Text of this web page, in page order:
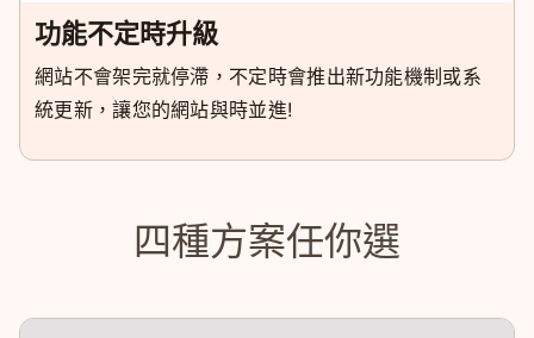
功能不定時升級
網站不會架完就停滯，不定時會推出新功能機制或系
統更新，讓您的網站與時並進!
四種方案任你選